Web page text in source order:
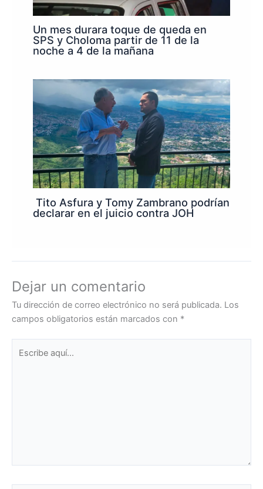
Un mes durara toque de queda en
SPS y Choloma partir de 11 de la
noche a 4 de la mañana
Tito Asfura y Tomy Zambrano podrían
declarar en el juicio contra JOH
Dejar un comentario
Tu dirección de correo electrónico no será publicada. Los
campos obligatorios están marcados con *
aquí...